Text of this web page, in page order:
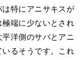
特にアニサキスが
端に少ないとされ
洋側のサバとアニ
るそうです。これ